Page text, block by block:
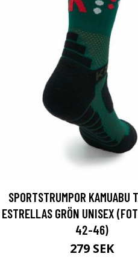
SPORTSTRUMPOR KAMUABU
ESTRELLAS GRÖN UNISEX
42-46)
279 SEK